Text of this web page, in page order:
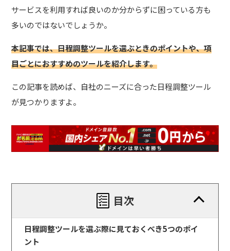
サービスを利用すれば良いのか分からずに困っている方も
多いのではないでしょうか。
本記事では、日程調整ツールを選ぶときのポイントや、項
目ごとにおすすめのツールを紹介します。
この記事を読めば、自社のニーズに合った日程調整ツール
が見つかりますよ。
目次
日程調整ツールを選ぶ際に見ておくべき5つのポイ
ント